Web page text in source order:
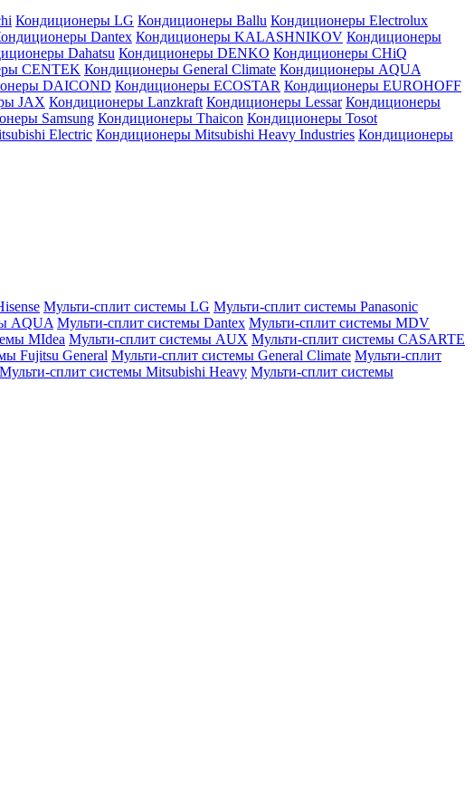
Кондиционеры LG Кондиционеры Ballu Кондиционеры Electrolux
Dantex Кондиционеры KALASHNIKOV Кондиционеры
Dahatsu Кондиционеры DENKO Кондиционеры CHiQ
CENTEK Кондиционеры General Climate Кондиционеры AQUA
DAICOND Кондиционеры ECOSTAR Кондиционеры EUROHOFF
JAX Кондиционеры Lanzkraft Кондиционеры Lessar Кондиционеры
Samsung Кондиционеры Thaicon Кондиционеры Tosot
Electric Кондиционеры Mitsubishi Heavy Industries Кондиционеры
Мульти-сплит системы LG Мульти-сплит системы Panasonic
AQUA Мульти-сплит системы Dantex Мульти-сплит системы MDV
MIdea Мульти-сплит системы AUX Мульти-сплит системы CASARTE
Fujitsu General Мульти-сплит системы General Climate Мульти-сплит
Мульти-сплит системы Mitsubishi Heavy Мульти-сплит системы